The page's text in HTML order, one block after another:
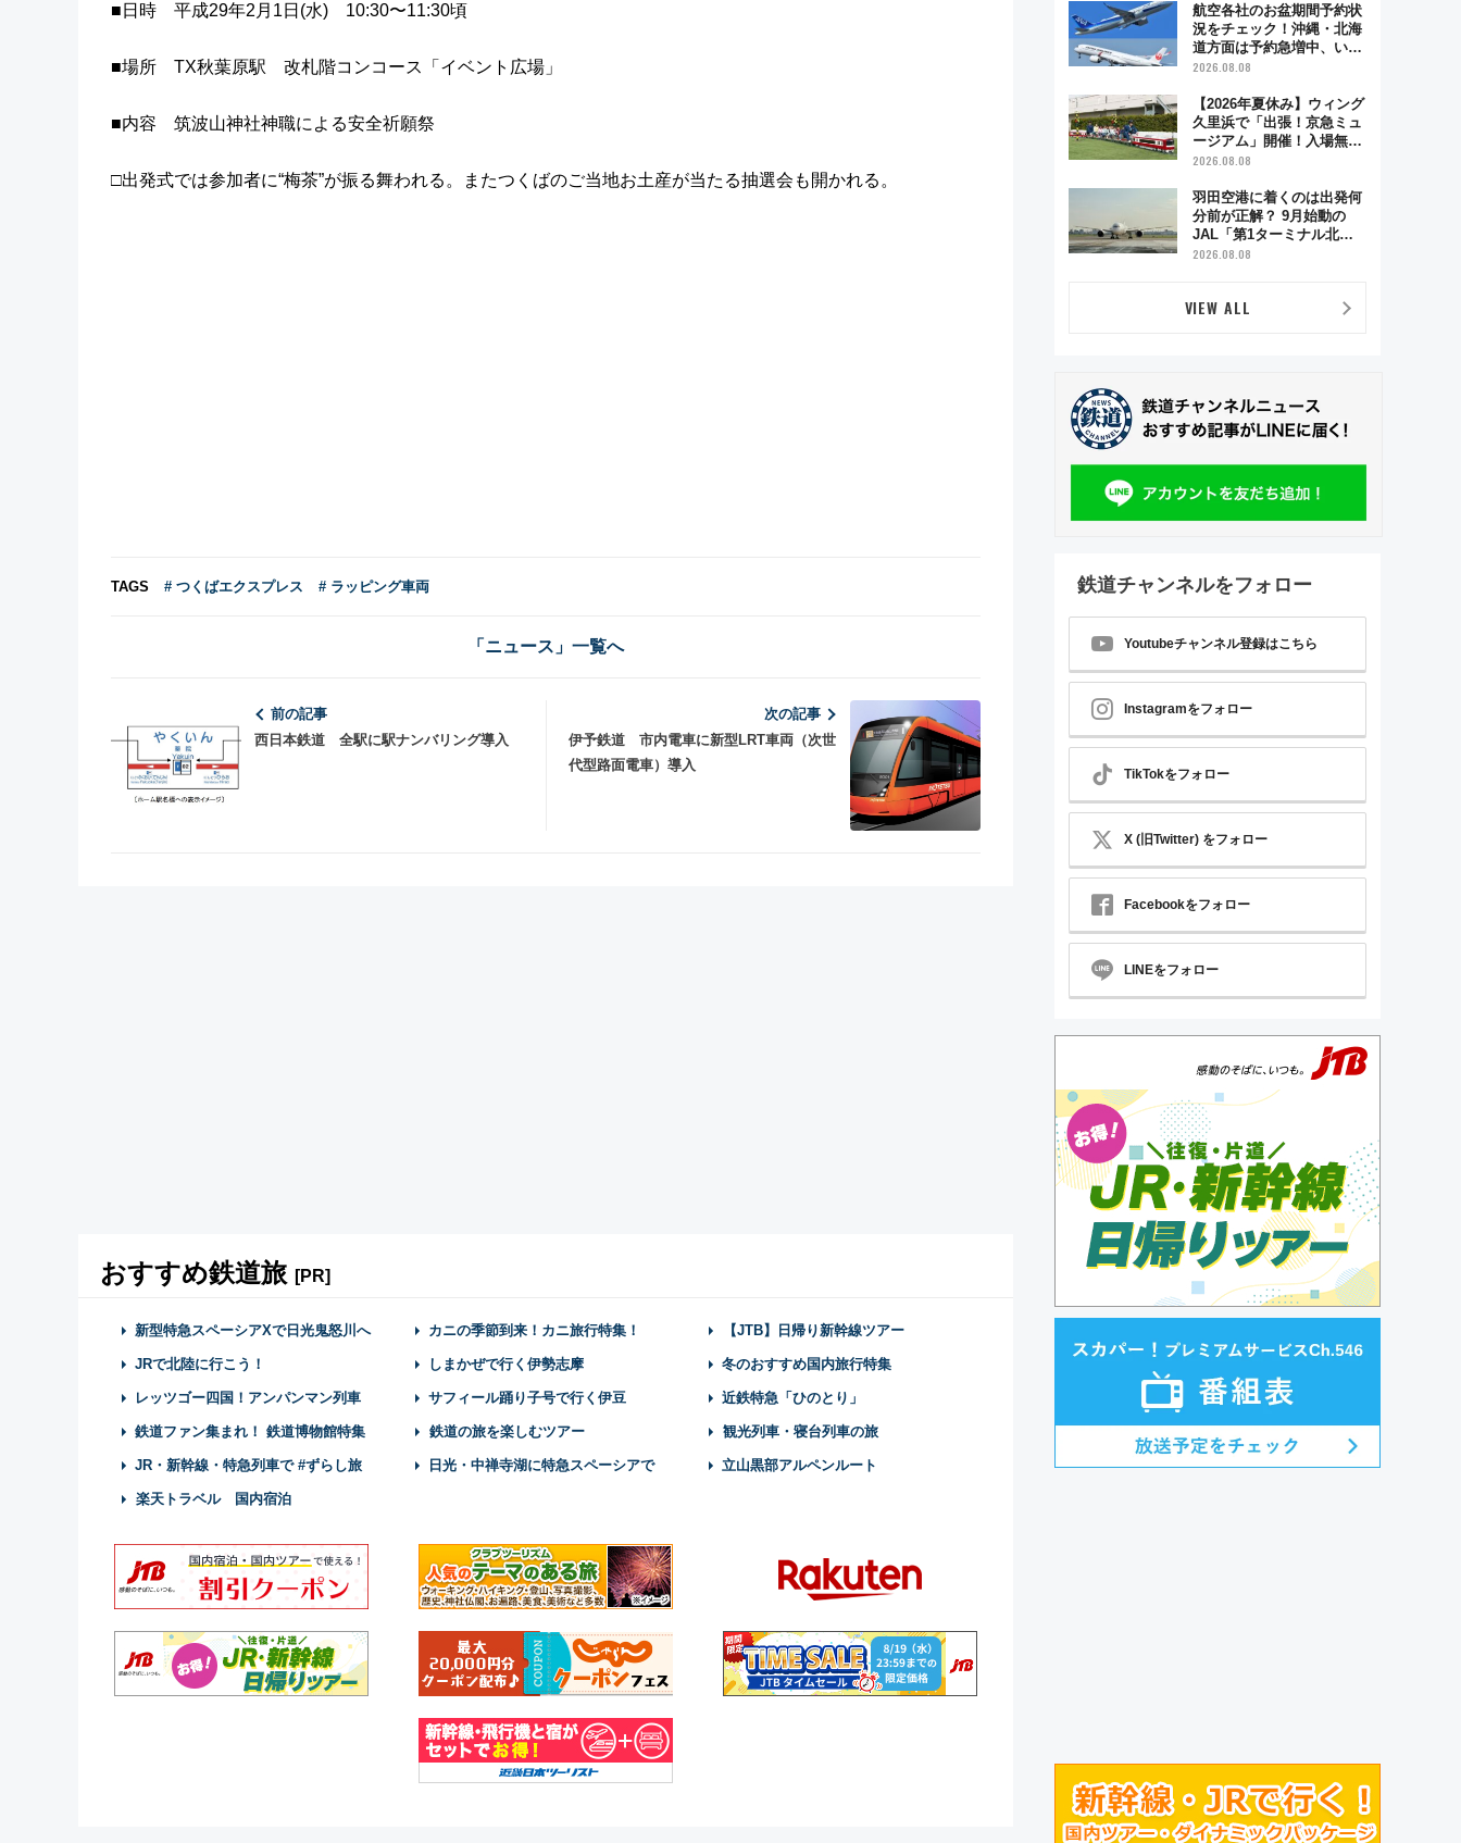
■日時 平成29年2月1日(水) 10:30〜11:30頃
■場所 TX秋葉原駅 改札階コンコース「イベント広場」
■内容 筑波山神社神職による安全祈願祭
□出発式では参加者に“梅茶”が振る舞われる。またつくばのご当地お土産が当たる抽選会も開かれる。
TAGS # つくばエクスプレス # ラッピング車両
「ニュース」一覧へ
前の記事
西日本鉄道 全駅に駅ナンバリング導入
次の記事
伊予鉄道 市内電車に新型LRT車両（次世
代型路面電車）導入
おすすめ鉄道旅 [PR]
新型特急スペーシアXで日光鬼怒川へ カニの季節到来！カニ旅行特集！ 【JTB】日帰り新幹線ツアー
JRで北陸に行こう！ しまかぜで行く伊勢志摩 冬のおすすめ国内旅行特集
レッツゴー四国！アンパンマン列車 サフィール踊り子号で行く伊豆 近鉄特急「ひのとり」
鉄道ファン集まれ！ 鉄道博物館特集 鉄道の旅を楽しむツアー 観光列車・寝台列車の旅
JR・新幹線・特急列車で #ずらし旅 日光・中禅寺湖に特急スペーシアで 立山黒部アルペンルート
楽天トラベル 国内宿泊
航空各社のお盆期間予約状
況をチェック！沖縄・北海
道方面は予約急増中、いま
から狙うべき日は？
2026.08.08
【2026年夏休み】ウィング
久里浜で「出張！京急ミュ
ージアム」開催！入場無料
でスタンプラリーや子ども
2026.08.08
羽田空港に着くのは出発何
分前が正解？ 9月始動の
JAL「第1ターミナル北側
サテライト」は徒歩1キロ
2026.08.08
VIEW ALL
鉄道チャンネルをフォロー
Youtubeチャンネル登録はこちら
Instagramをフォロー
TikTokをフォロー
X (旧Twitter) をフォロー
Facebookをフォロー
LINEをフォロー